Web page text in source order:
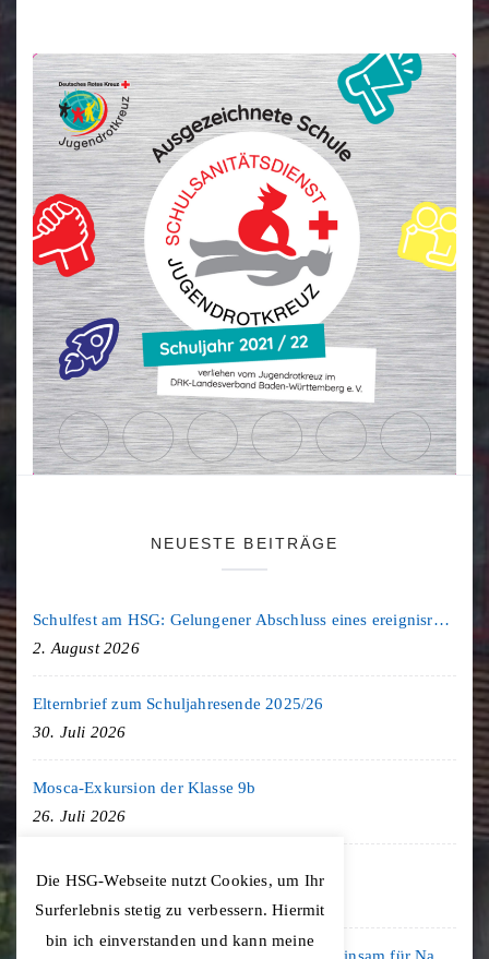
NEUESTE BEITRÄGE
Schulfest am HSG: Gelungener Abschluss eines ereignisreichen Schuljahres
2. August 2026
Elternbrief zum Schuljahresende 2025/26
30. Juli 2026
Mosca-Exkursion der Klasse 9b
26. Juli 2026
Freiburg-Exkursion des Geschichte LK
Die HSG-Webseite nutzt Cookies, um Ihr
Surferlebnis stetig zu verbessern. Hiermit
bin ich einverstanden und kann meine